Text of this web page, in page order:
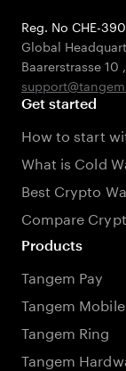
Reg. No CHE-
Global
Baarerstrasse 10 ,
Get started
How to start
What is Cold
Best Crypto
Compare
Products
Tangem Pay
Tangem Mobile
Tangem Ring
Tangem